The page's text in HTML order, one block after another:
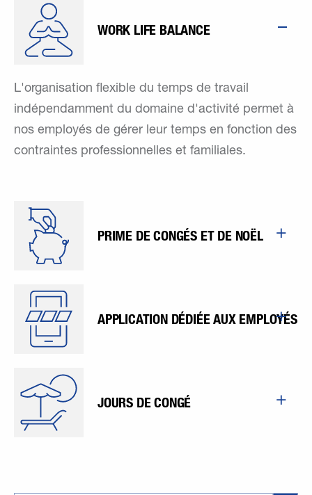
WORK LIFE BALANCE
L'organisation flexible du temps de travail
indépendamment du domaine d'activité permet à
nos employés de gérer leur temps en fonction des
contraintes professionnelles et familiales.
PRIME DE CONGÉS ET DE NOËL
APPLICATION DÉDIÉE AUX EMPLOYÉS
JOURS DE CONGÉ